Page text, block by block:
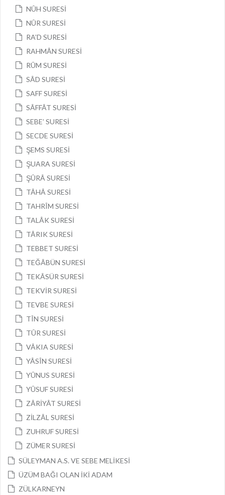
NÛH SURESİ
NÛR SURESİ
RA’D SURESİ
RAHMÂN SURESİ
RÛM SURESİ
SÂD SURESİ
SAFF SURESİ
SÂFFÂT SURESİ
SEBE’ SURESİ
SECDE SURESİ
ŞEMS SURESİ
ŞUARA SURESİ
ŞÛRÂ SURESİ
TÂHÂ SURESİ
TAHRÎM SURESİ
TALÂK SURESİ
TÂRIK SURESİ
TEBBET SURESİ
TEĞÂBÜN SURESİ
TEKÂSÜR SURESİ
TEKVİR SURESİ
TEVBE SURESİ
TÎN SURESİ
TÛR SURESİ
VÂKIA SURESİ
YÂSÎN SURESİ
YÛNUS SURESİ
YÛSUF SURESİ
ZÂRİYÂT SURESİ
ZİLZÂL SURESİ
ZUHRUF SURESİ
ZÜMER SURESİ
SÜLEYMAN A.S. VE SEBE MELİKESİ
ÜZÜM BAĞI OLAN İKİ ADAM
ZÜLKARNEYN